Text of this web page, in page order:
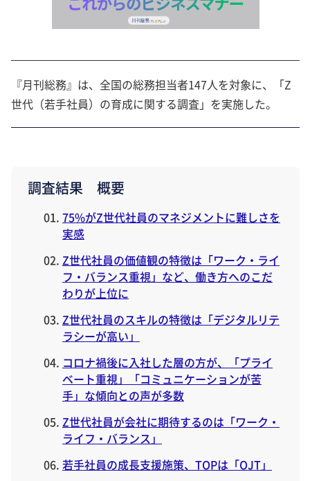
『月刊総務』は、全国の総務担当者147人を対象に、「Z
世代（若手社員）の育成に関する調査」を実施した。
調査結果 概要
75%がZ世代社員のマネジメントに難しさを
実感
Z世代社員の価値観の特徴は「ワーク・ライ
フ・バランス重視」など、働き方へのこだ
わりが上位に
Z世代社員のスキルの特徴は「デジタルリテ
ラシーが高い」
コロナ禍後に入社した層の方が、「プライ
ベート重視」「コミュニケーションが苦
手」な傾向との声が多数
Z世代社員が会社に期待するのは「ワーク・
ライフ・バランス」
若手社員の成長支援施策、TOPは「OJT」